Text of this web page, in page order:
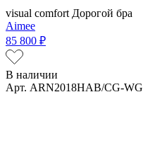
visual comfort Дорогой бра
Aimee
85 800 ₽
В наличии
Арт. ARN2018HAB/CG-WG